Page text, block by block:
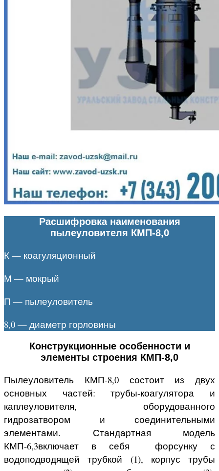
Расшифровка наименования
пылеуловителя КМП-8,0
К — коагуляционный
М — мокрый
П — пылеуловитель
8,0 — диаметр горловины
Конструкционные особенности и
элементы строения КМП-8,0
Пылеуловитель КМП-8,0 состоит из двух
основных частей: трубы-коагулятора и
каплеуловителя, оборудованного
гидрозатвором и соединительными
элементами. Стандартная модель
КМП-6,3включает в себя форсунку с
водоподводящей трубкой (1), корпус трубы